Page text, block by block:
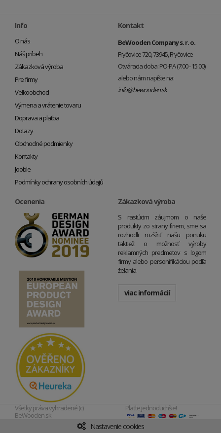
Info
O nás
Náš príbeh
Zákazková výroba
Pre firmy
Veľkoobchod
Výmena a vrátenie tovaru
Doprava a platba
Dotazy
Obchodné podmienky
Kontakty
Jooble
Podmínky ochrany osobních údajů
Kontakt
BeWooden Company s. r. o.
Fryčovice 720, 73945, Fryčovice
Otváracia doba: PO-PA (7:00 - 15:00)
alebo nám napíšte na:
info@bewooden.sk
Ocenenia Zákazková výroba
S rastúcim záujmom o naše
produkty zo strany firiem, sme sa
rozhodli rozšíriť našu ponuku
taktiež o možnosť výroby
reklamných predmetov s logom
firmy alebo personifikáciou podľa
želania.
viac informácií
Všetky práva vyhradené (c)
BeWooden.sk
Plaťte jednoduchšie!
Nastavenie cookies